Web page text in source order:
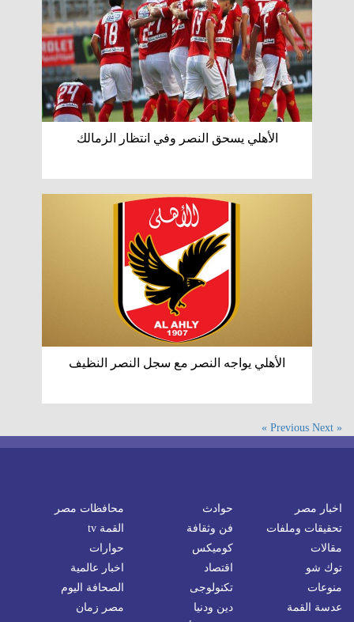
الأهلي يسحق النصر وفي انتظار الزمالك
الأهلي يواجه النصر مع سجل النصر النظيف
« Previous
Next »
اخبار مصر حوادث
محافظات مصر
تحقيقات وملفات
فن وثقافة
القمة tv
مقالات
كوميكس
حوارات
توك شو
اقتصاد
اخبار عالمية
منوعات
تكنولوجى
الصحافة اليوم
عدسة القمة
دين ودنيا
مصر زمان